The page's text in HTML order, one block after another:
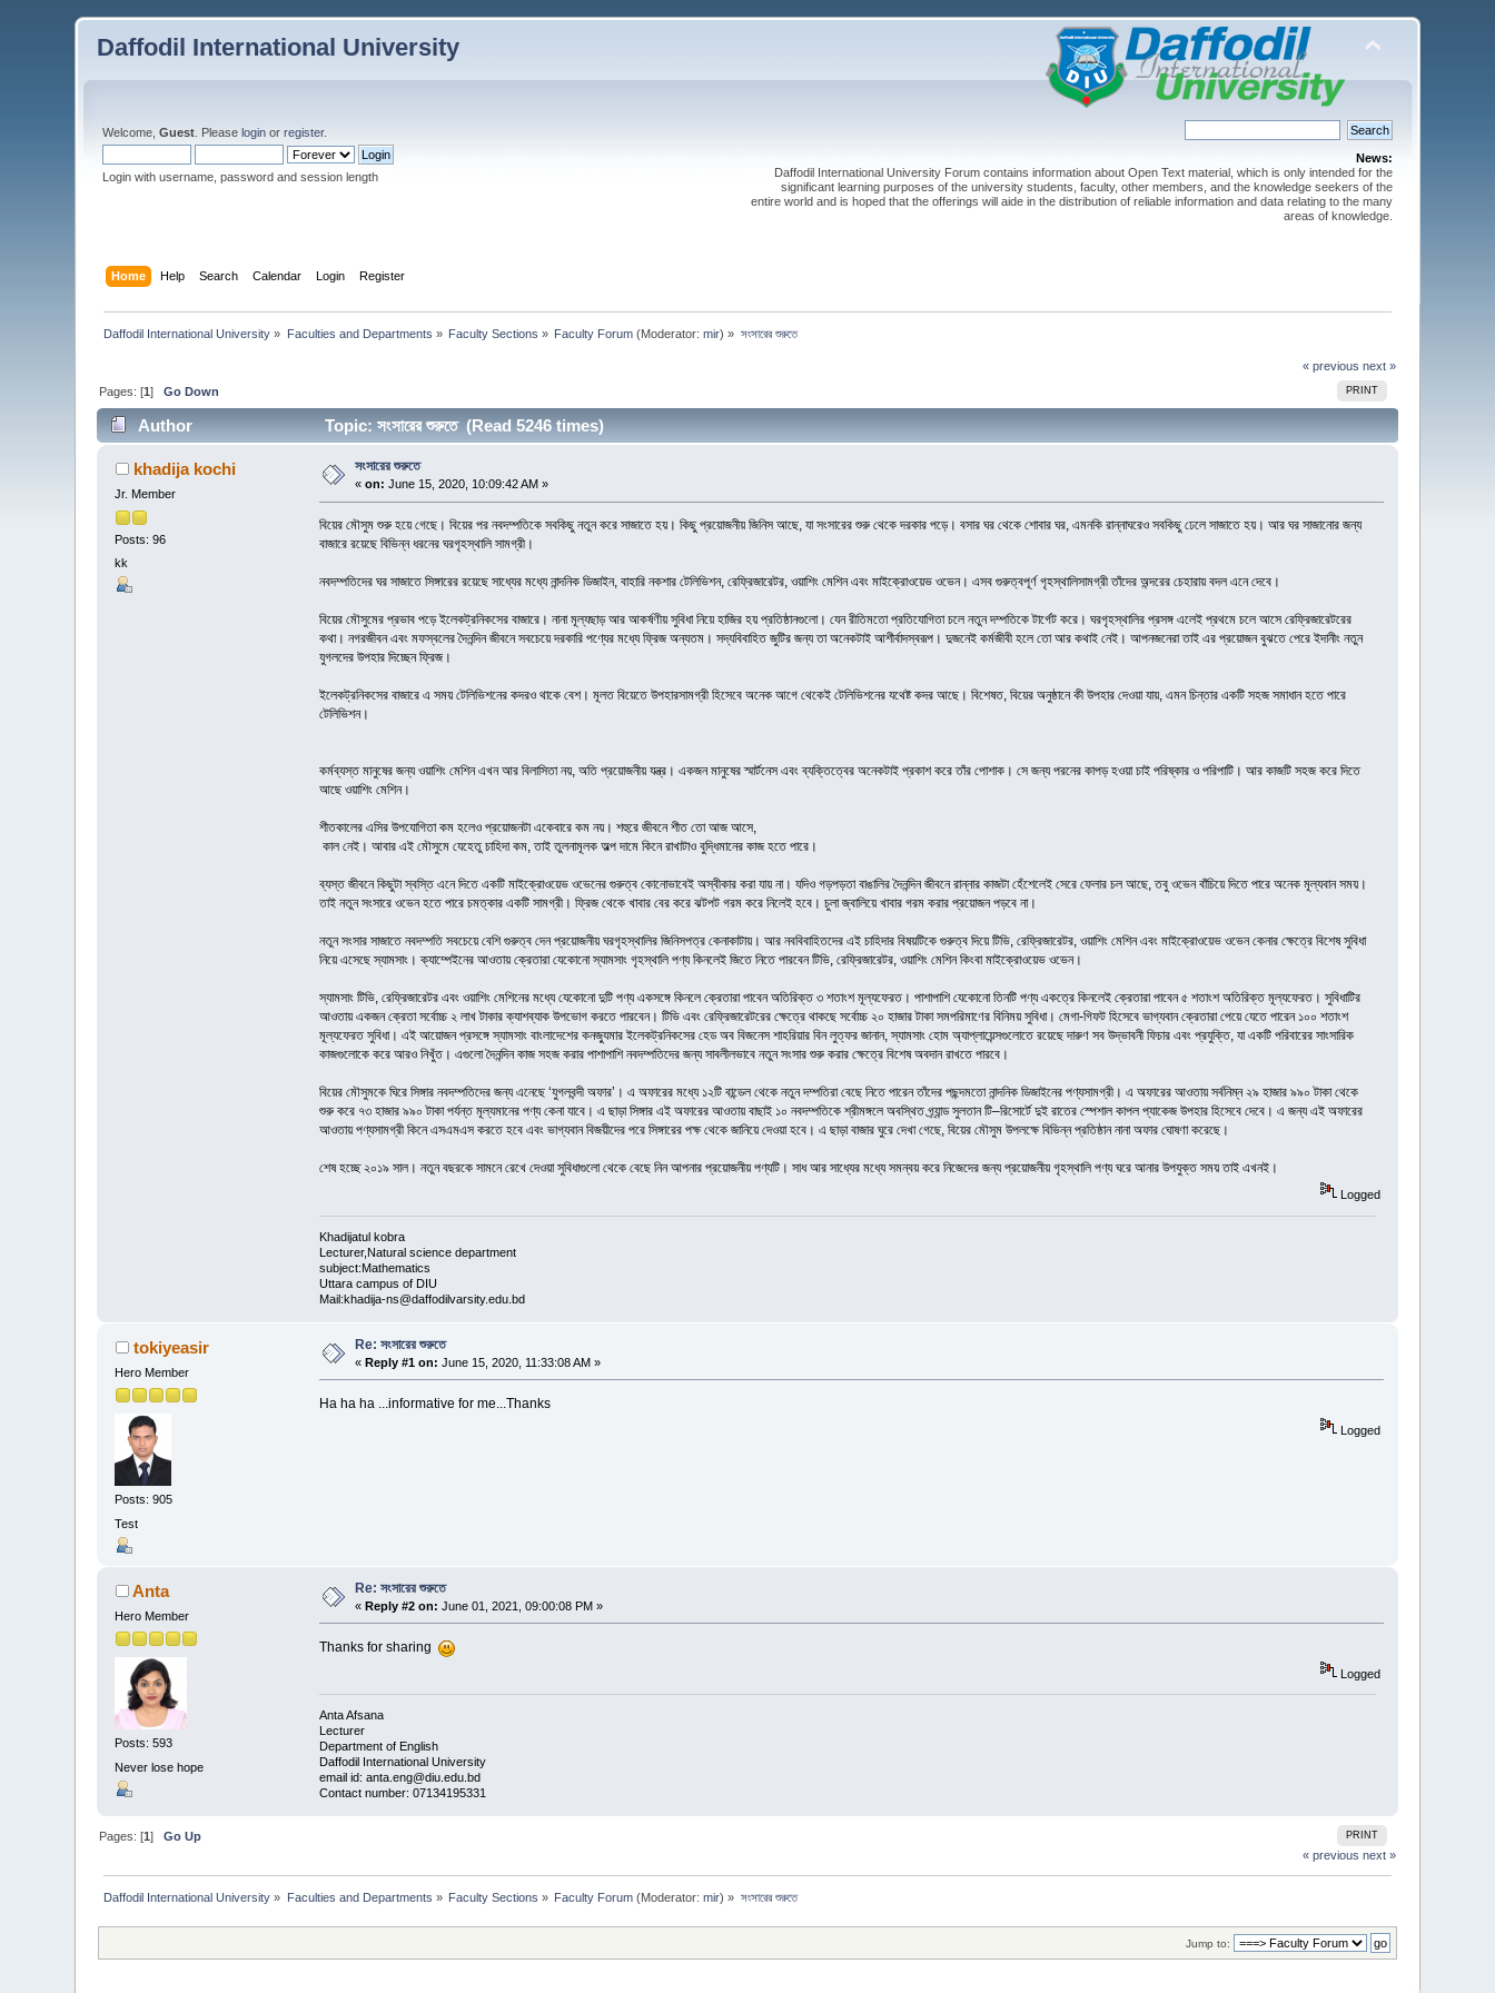
Daffodil International University
Welcome,Guest . Pleaselogin orregister.
Login with username, password and session length
News:
Daffodil International University Forum contains information about Open Text material, which is only intended for the
significant learning purposes of the university students, faculty, other members, and the knowledge seekers of the
entire world and is hoped that the offerings will aide in the distribution of reliable information and data relating to the many
areas of knowledge.
Home Help Search Calendar Login Register
Daffodil International University » Faculties and Departments » Faculty Sections » Faculty Forum (Moderator:mir) » সংসারের শুরুতে
« previous next »
PRINT
Pages: [1]Go Down
Author Topic: সংসারের শুরুতে (Read 5246 times)
khadija kochi
Jr. Member
Posts: 96
kk
সংসারের শুরুতে
«on: June 15, 2020, 10:09:42 AM »
বিয়ের মৌসুম শুরু হয়ে গেছে। বিয়ের পর নবদম্পতিকে সবকিছু নতুন করে সাজাতে হয়। কিছু প্রয়োজনীয় জিনিস আছে, যা সংসারের শুরু থেকে দরকার পড়ে। বসার ঘর থেকে শোবার ঘর, এমনকি রান্নাঘরেও সবকিছু ঢেলে সাজাতে হয়। আর ঘর সাজানোর জন্য
বাজারে রয়েছে বিভিন্ন ধরনের ঘরগৃহস্থালি সামগ্রী।
নবদম্পতিদের ঘর সাজাতে সিঙ্গারের রয়েছে সাধ্যের মধ্যে নান্দনিক ডিজাইন, বাহারি নকশার টেলিভিশন, রেফ্রিজারেটর, ওয়াশিং মেশিন এবং মাইক্রোওয়েভ ওভেন। এসব গুরুত্বপূর্ণ গৃহস্থালিসামগ্রী তাঁদের অন্দরের চেহারায় বদল এনে দেবে।
বিয়ের মৌসুমের প্রভাব পড়ে ইলেকট্রনিকসের বাজারে। নানা মূল্যছাড় আর আকর্ষণীয় সুবিধা নিয়ে হাজির হয় প্রতিষ্ঠানগুলো। যেন রীতিমতো প্রতিযোগিতা চলে নতুন দম্পতিকে টার্গেট করে। ঘরগৃহস্থালির প্রসঙ্গ এলেই প্রথমে চলে আসে রেফ্রিজারেটরের
কথা। নগরজীবন এবং মফস্বলের দৈনন্দিন জীবনে সবচেয়ে দরকারি পণ্যের মধ্যে ফ্রিজ অন্যতম। সদ্যবিবাহিত জুটির জন্য তা অনেকটাই আশীর্বাদস্বরূপ। দুজনেই কর্মজীবী হলে তো আর কথাই নেই। আপনজনেরা তাই এর প্রয়োজন বুঝতে পেরে ইদানীং নতুন
যুগলদের উপহার দিচ্ছেন ফ্রিজ।
ইলেকট্রনিকসের বাজারে এ সময় টেলিভিশনের কদরও থাকে বেশ। মূলত বিয়েতে উপহারসামগ্রী হিসেবে অনেক আগে থেকেই টেলিভিশনের যথেষ্ট কদর আছে। বিশেষত, বিয়ের অনুষ্ঠানে কী উপহার দেওয়া যায়, এমন চিন্তার একটি সহজ সমাধান হতে পারে
টেলিভিশন।
কর্মব্যস্ত মানুষের জন্য ওয়াশিং মেশিন এখন আর বিলাসিতা নয়, অতি প্রয়োজনীয় যন্ত্র। একজন মানুষের স্মার্টনেস এবং ব্যক্তিত্বের অনেকটাই প্রকাশ করে তাঁর পোশাক। সে জন্য পরনের কাপড় হওয়া চাই পরিষ্কার ও পরিপাটি। আর কাজটি সহজ করে দিতে
আছে ওয়াশিং মেশিন।
শীতকালের এসির উপযোগিতা কম হলেও প্রয়োজনটা একেবারে কম নয়। শহুরে জীবনে শীত তো আজ আসে,
কাল নেই। আবার এই মৌসুমে যেহেতু চাহিদা কম, তাই তুলনামূলক অল্প দামে কিনে রাখাটাও বুদ্ধিমানের কাজ হতে পারে।
ব্যস্ত জীবনে কিছুটা স্বস্তি এনে দিতে একটি মাইক্রোওয়েভ ওভেনের গুরুত্ব কোনোভাবেই অস্বীকার করা যায় না। যদিও গড়পড়তা বাঙালির দৈনন্দিন জীবনে রান্নার কাজটা হেঁশেলেই সেরে ফেলার চল আছে, তবু ওভেন বাঁচিয়ে দিতে পারে অনেক মূল্যবান সময়।
তাই নতুন সংসারে ওভেন হতে পারে চমত্কার একটি সামগ্রী। ফ্রিজ থেকে খাবার বের করে ঝটপট গরম করে নিলেই হবে। চুলা জ্বালিয়ে খাবার গরম করার প্রয়োজন পড়বে না।
নতুন সংসার সাজাতে নবদম্পতি সবচেয়ে বেশি গুরুত্ব দেন প্রয়োজনীয় ঘরগৃহস্থালির জিনিসপত্র কেনাকাটায়। আর নববিবাহিতদের এই চাহিদার বিষয়টিকে গুরুত্ব দিয়ে টিভি, রেফ্রিজারেটর, ওয়াশিং মেশিন এবং মাইক্রোওয়েভ ওভেন কেনার ক্ষেত্রে বিশেষ সুবিধা
নিয়ে এসেছে স্যামসাং। ক্যাম্পেইনের আওতায় ক্রেতারা যেকোনো স্যামসাং গৃহস্থালি পণ্য কিনলেই জিতে নিতে পারবেন টিভি, রেফ্রিজারেটর, ওয়াশিং মেশিন কিংবা মাইক্রোওয়েভ ওভেন।
স্যামসাং টিভি, রেফ্রিজারেটর এবং ওয়াশিং মেশিনের মধ্যে যেকোনো দুটি পণ্য একসঙ্গে কিনলে ক্রেতারা পাবেন অতিরিক্ত ৩ শতাংশ মূল্যফেরত। পাশাপাশি যেকোনো তিনটি পণ্য একত্রে কিনলেই ক্রেতারা পাবেন ৫ শতাংশ অতিরিক্ত মূল্যফেরত। সুবিধাটির
আওতায় একজন ক্রেতা সর্বোচ্চ ২ লাখ টাকার ক্যাশব্যাক উপভোগ করতে পারবেন। টিভি এবং রেফ্রিজারেটরের ক্ষেত্রে থাকছে সর্বোচ্চ ২০ হাজার টাকা সমপরিমাণের বিনিময় সুবিধা। মেগা-গিফট হিসেবে ভাগ্যবান ক্রেতারা পেয়ে যেতে পারেন ১০০ শতাংশ
মূল্যফেরত সুবিধা। এই আয়োজন প্রসঙ্গে স্যামসাং বাংলাদেশের কনজ্যুমার ইলেকট্রনিকসের হেড অব বিজনেস শাহরিয়ার বিন লুত্ফর জানান, স্যামসাং হোম অ্যাপ্লায়েন্সগুলোতে রয়েছে দারুণ সব উদ্ভাবনী ফিচার এবং প্রযুক্তি, যা একটি পরিবারের সাংসারিক
কাজগুলোকে করে আরও নিখুঁত। এগুলো দৈনন্দিন কাজ সহজ করার পাশাপাশি নবদম্পতিদের জন্য সাবলীলভাবে নতুন সংসার শুরু করার ক্ষেত্রে বিশেষ অবদান রাখতে পারবে।
বিয়ের মৌসুমকে ঘিরে সিঙ্গার নবদম্পতিদের জন্য এনেছে ‘যুগলবন্দী অফার’। এ অফারের মধ্যে ১২টি বান্ডেল থেকে নতুন দম্পতিরা বেছে নিতে পারেন তাঁদের পছন্দমতো নান্দনিক ডিজাইনের পণ্যসামগ্রী। এ অফারের আওতায় সর্বনিম্ন ২৯ হাজার ৯৯০ টাকা থেকে
শুরু করে ৭৩ হাজার ৯৯০ টাকা পর্যন্ত মূল্যমানের পণ্য কেনা যাবে। এ ছাড়া সিঙ্গার এই অফারের আওতায় বাছাই ১০ নবদম্পতিকে শ্রীমঙ্গলে অবস্থিত গ্র্যান্ড সুলতান টি–রিসোর্টে দুই রাতের স্পেশাল কাপল প্যাকেজ উপহার হিসেবে দেবে। এ জন্য এই অফারের
আওতায় পণ্যসামগ্রী কিনে এসএমএস করতে হবে এবং ভাগ্যবান বিজয়ীদের পরে সিঙ্গারের পক্ষ থেকে জানিয়ে দেওয়া হবে। এ ছাড়া বাজার ঘুরে দেখা গেছে, বিয়ের মৌসুম উপলক্ষে বিভিন্ন প্রতিষ্ঠান নানা অফার ঘোষণা করেছে।
শেষ হচ্ছে ২০১৯ সাল। নতুন বছরকে সামনে রেখে দেওয়া সুবিধাগুলো থেকে বেছে নিন আপনার প্রয়োজনীয় পণ্যটি। সাধ আর সাধ্যের মধ্যে সমন্বয় করে নিজেদের জন্য প্রয়োজনীয় গৃহস্থালি পণ্য ঘরে আনার উপযুক্ত সময় তাই এখনই।
Logged
Khadijatul kobra
Lecturer,Natural science department
subject:Mathematics
Uttara campus of DIU
Mail:khadija-ns@daffodilvarsity.edu.bd
tokiyeasir
Hero Member
Posts: 905
Test
Re: সংসারের শুরুতে
«Reply #1 on: June 15, 2020, 11:33:08 AM »
Ha ha ha ...informative for me...Thanks
Logged
Anta
Hero Member
Posts: 593
Never lose hope
Re: সংসারের শুরুতে
«Reply #2 on: June 01, 2021, 09:00:08 PM »
Thanks for sharing
Logged
Anta Afsana
Lecturer
Department of English
Daffodil International University
email id: anta.eng@diu.edu.bd
Contact number: 07134195331
PRINT
Pages: [1]Go Up
« previous next »
Daffodil International University » Faculties and Departments » Faculty Sections » Faculty Forum (Moderator:mir) » সংসারের শুরুতে
Jump to: